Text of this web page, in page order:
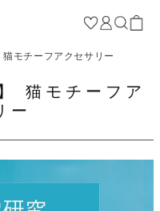
猫モチーフアクセサリー
猫モチーフア
ー